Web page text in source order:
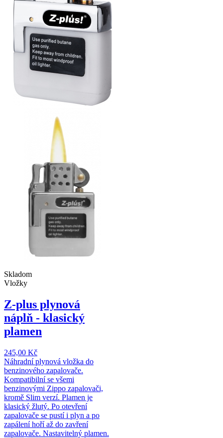
Skladom
Vložky
Z-plus plynová
náplň - klasický
plamen
245,00 Kč
Náhradní plynová vložka do
benzinového zapalovače.
Kompatibilní se všemi
benzinovými Zippo zapalovači,
kromě Slim verzí. Plamen je
klasický žlutý. Po otevření
zapalovače se pustí i plyn a po
zapálení hoří až do zavření
zapalovače. Nastavitelný plamen.